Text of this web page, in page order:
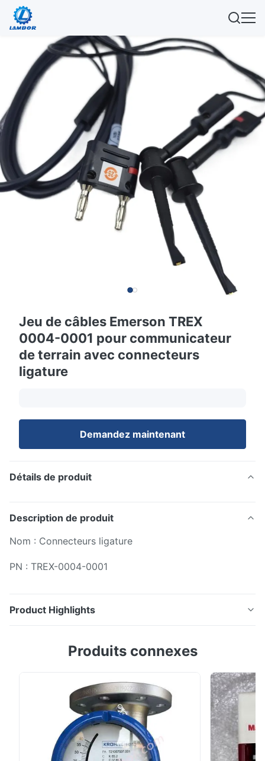
Jeu de câbles Emerson TREX
0004-0001 pour communicateur
de terrain avec connecteurs
ligature
Demandez maintenant
Détails de produit
Description de produit
Nom : Connecteurs ligature
PN : TREX-0004-0001
Product Highlights
Produits connexes